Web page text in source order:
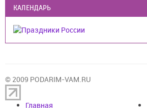
КАЛЕНДАРЬ
© 2009 PODARIM-VAM.RU
Главная